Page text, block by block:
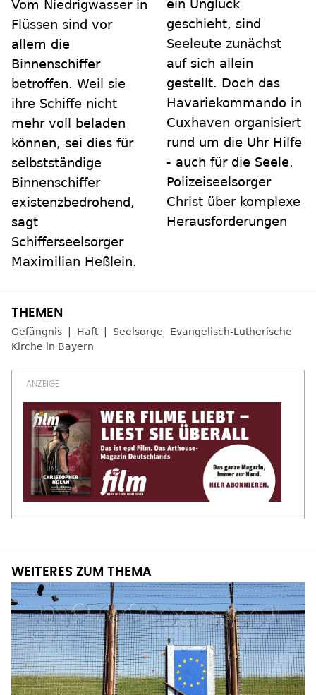
Vom Niedrigwasser in
Flüssen sind vor
allem die
Binnenschiffer
betroffen. Weil sie
ihre Schiffe nicht
mehr voll beladen
können, sei dies für
selbstständige
Binnenschiffer
existenzbedrohend,
sagt
Schifferseelsorger
Maximilian Heßlein.
ein Unglück
geschieht, sind
Seeleute zunächst
auf sich allein
gestellt. Doch das
Havariekommando in
Cuxhaven organisiert
rund um die Uhr Hilfe
- auch für die Seele.
Polizeiseelsorger
Christ über komplexe
Herausforderungen
Gefängnis Haft Seelsorge
Evangelisch-Lutherische
Kirche in Bayern